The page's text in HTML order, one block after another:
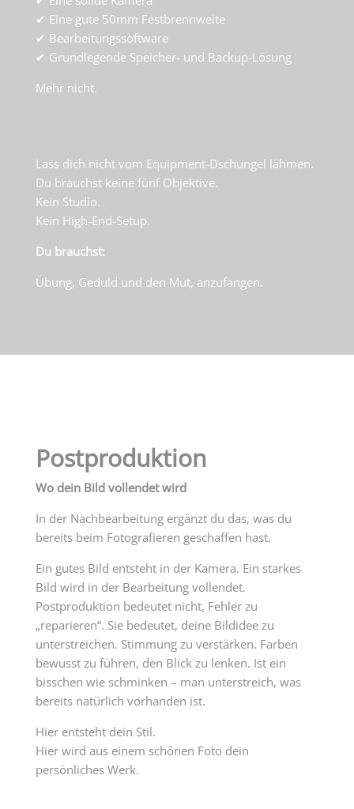
✔ Eine gute 50mm Festbrennweite
✔ Bearbeitungssoftware
✔ Grundlegende Speicher- und Backup-Lösung
Mehr nicht.
Lass dich nicht vom Equipment-Dschungel lähmen.
Du brauchst keine fünf Objektive.
Kein Studio.
Kein High-End-Setup.
Du brauchst:
Übung, Geduld und den Mut, anzufangen.
Postproduktion
Wo dein Bild vollendet wird
In der Nachbearbeitung ergänzt du das, was du
bereits beim Fotografieren geschaffen hast.
Ein gutes Bild entsteht in der Kamera. Ein starkes
Bild wird in der Bearbeitung vollendet.
Postproduktion bedeutet nicht, Fehler zu
„reparieren“. Sie bedeutet, deine Bildidee zu
unterstreichen. Stimmung zu verstärken. Farben
bewusst zu führen, den Blick zu lenken. Ist ein
bisschen wie schminken – man unterstreich, was
bereits natürlich vorhanden ist.
Hier entsteht dein Stil.
Hier wird aus einem schönen Foto dein
persönliches Werk.